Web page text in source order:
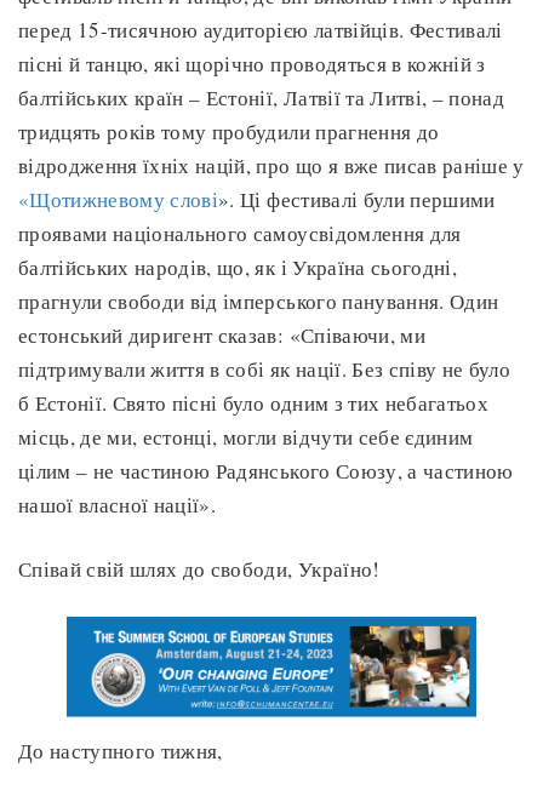
перед 15-тисячною аудиторією латвійців. Фестивалі
пісні й танцю, які щорічно проводяться в кожній з
балтійських країн – Естонії, Латвії та Литві, – понад
тридцять років тому пробудили прагнення до
відродження їхніх націй, про що я вже писав раніше у
«Щотижневому слові». Ці фестивалі були першими
проявами національного самоусвідомлення для
балтійських народів, що, як і Україна сьогодні,
прагнули свободи від імперського панування. Один
естонський диригент сказав: «Співаючи, ми
підтримували життя в собі як нації. Без співу не було
б Естонії. Свято пісні було одним з тих небагатьох
місць, де ми, естонці, могли відчути себе єдиним
цілим – не частиною Радянського Союзу, а частиною
нашої власної нації».
Співай свій шлях до свободи, Україно!
До наступного тижня,